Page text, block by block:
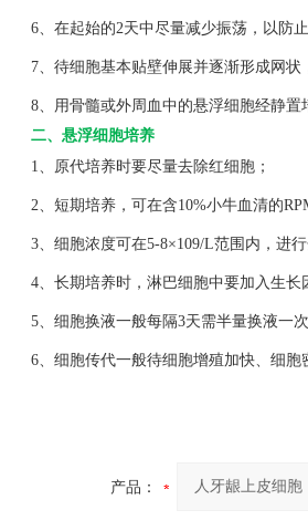
6、在起始的2天中尽量减少振荡，以防止
7、待细胞基本贴壁伸展并逐渐形成网状
8、用骨髓或外周血中的悬浮细胞经静置
二、悬浮细胞培养
1、原代培养时要尽量去除红细胞；
2、短期培养，可在含10%小牛血清的
3、细胞浓度可在5-8×109/L范围内，进行
4、长期培养时，淋巴细胞中要加入生长
5、细胞换液一般每隔3天需半量换液一次
6、细胞传代一般待细胞增殖加快、细胞
产品：